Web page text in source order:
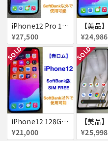
iPhone12 Pro 128GB 赤ロム
¥27,500
¥24,986
SOLD
iPhone12 128GB 赤ロム
¥21,000
SOLD
¥25,998